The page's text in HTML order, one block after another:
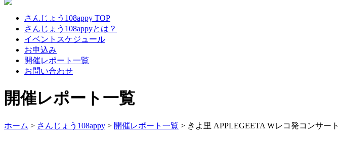
さんじょう108appy TOP
さんじょう108appyとは？
イベントスケジュール
お申込み
開催レポート一覧
お問い合わせ
開催レポート一覧
ホーム > さんじょう108appy > 開催レポート一覧 > きよ里 APPLEGEETA Wレコ発コンサート